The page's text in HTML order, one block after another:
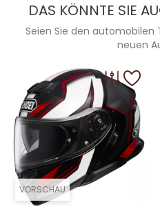
DAS KÖNNTE SIE
Seien Sie den automobilen
neuen
VORSCHAU